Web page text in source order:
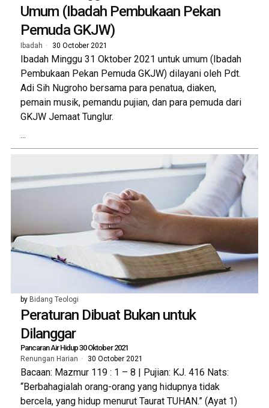
Umum (Ibadah Pembukaan Pekan
Pemuda GKJW)
Ibadah 30 October 2021
Ibadah Minggu 31 Oktober 2021 untuk umum (Ibadah
Pembukaan Pekan Pemuda GKJW) dilayani oleh Pdt.
Adi Sih Nugroho bersama para penatua, diaken,
pemain musik, pemandu pujian, dan para pemuda dari
GKJW Jemaat Tunglur.
...
by Bidang Teologi
Peraturan Dibuat Bukan untuk
Dilanggar
Pancaran Air Hidup 30 Oktober 2021
Renungan Harian 30 October 2021
Bacaan: Mazmur 119 : 1 – 8 | Pujian: KJ. 416 Nats:
“Berbahagialah orang-orang yang hidupnya tidak
bercela, yang hidup menurut Taurat TUHAN.” (Ayat 1)